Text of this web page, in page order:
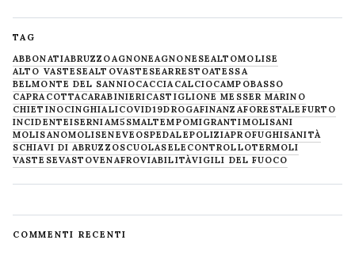
TAG
ABBONATIABRUZZOAGNONEAGNONESEALTOMOLISE
ALTO VASTESEALTOVASTESEARRESTOATESSA
BELMONTE DEL SANNIOCACCIACALCIOCAMPOBASSO
CAPRACOTTACARABINIERICASTIGLIONE MESSER MARINO
CHIETINOCINGHIALICOVID19DROGAFINANZAFORESTALE FURTO
INCIDENTEISERNIAM5SMALTEMPOMIGRANTIMOLISANI
MOLISANOMOLISENEVE OSPEDALEPOLIZIAPROFUGHISANITÀ
SCHIAVI DI ABRUZZOSCUOLASELECONTROLLOTERMOLI
VASTESEVASTOVENAFROVIABILITÀVIGILI DEL FUOCO
COMMENTI RECENTI